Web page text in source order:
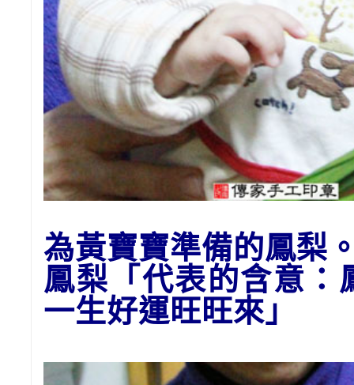
為黃寶寶準備的鳳梨
鳳梨「代表的含意：
一生好運旺旺來 」